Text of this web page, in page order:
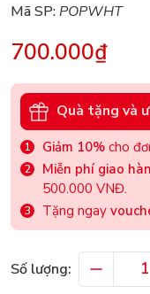
Mã SP:POPWHT
700.000₫
Quà tặng và
Giảm 10% cho
Miễn phí giao
500.000 VNĐ.
Tặng ngay
Số lượng: